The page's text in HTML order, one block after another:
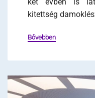
kitettség
Bővebben